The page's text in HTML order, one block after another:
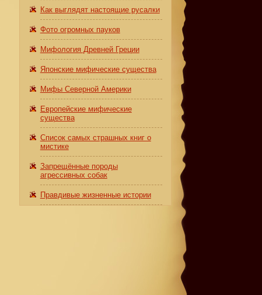
Как выглядят настоящие русалки
Фото огромных пауков
Мифология Древней Греции
Японские мифические существа
Мифы Северной Америки
Европейские мифические
существа
Список самых страшных книг о
мистике
Запрещённые породы
агрессивных собак
Правдивые жизненные истории